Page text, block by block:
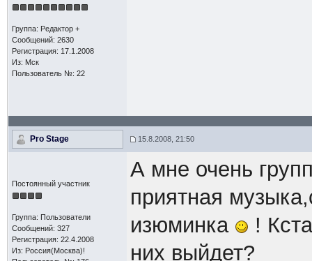
Группа: Редактор +
Сообщений: 2630
Регистрация: 17.1.2008
Из: Мск
Пользователь №: 22
Pro Stage 15.8.2008, 21:50
Постоянный участник
Группа: Пользователи
Сообщений: 327
Регистрация: 22.4.2008
Из: Россия(Москва)!
А мне очень
приятная
изюминка
!
них выйдет?